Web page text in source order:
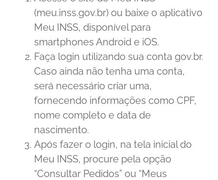
(meu.inss.gov.br) ou baixe o aplicativo
Meu INSS, disponível para
smartphones Android e iOS.
Faça login utilizando sua conta gov.br.
Caso ainda não tenha uma conta,
será necessário criar uma,
fornecendo informações como CPF,
nome completo e data de
nascimento.
Após fazer o login, na tela inicial do
Meu INSS, procure pela opção
“Consultar Pedidos” ou “Meus